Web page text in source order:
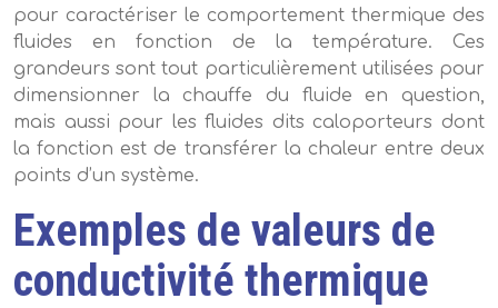
pour caractériser le comportement thermique des
fluides en fonction de la température. Ces
grandeurs sont tout particulièrement utilisées pour
dimensionner la chauffe du fluide en question,
mais aussi pour les fluides dits caloporteurs dont
la fonction est de transférer la chaleur entre deux
points d’un système.
Exemples de valeurs de
conductivité thermique